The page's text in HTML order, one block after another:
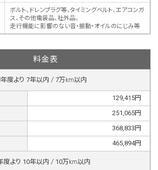
ボルト、ドレンプラグ等、タイミングベルト、エアコンガ
ス、その他電装品、社外品、
走行機能に影響のない音・振動・オイルのにじみ等
料金表
度より 7年以内 / 7万km以内
129,415円
251,065円
368,833 円
465,894円
度より 10年以内 / 10万km以内